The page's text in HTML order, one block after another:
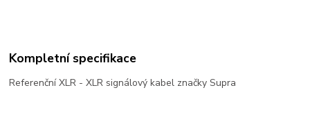
Kompletní specifikace
Referenční XLR - XLR signálový kabel značky Supra